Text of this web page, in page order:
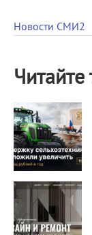
Новости СМИ2
Читайте